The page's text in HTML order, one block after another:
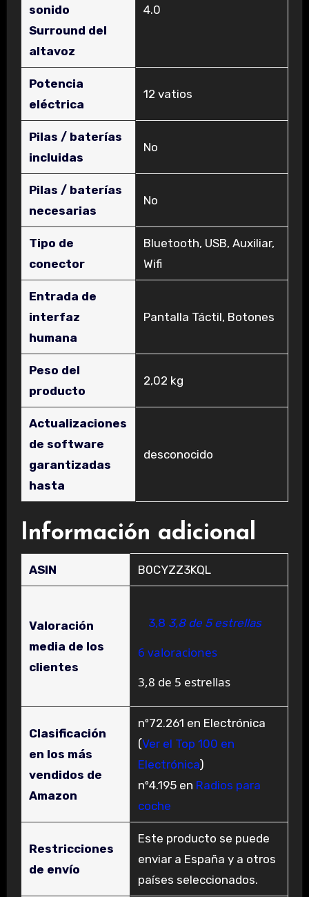
sonido
Surround del
altavoz
‎4.0
Potencia
eléctrica
‎12 vatios
Pilas / baterías
incluidas
‎No
Pilas / baterías
necesarias
‎No
Tipo de
conector
‎Bluetooth, USB, Auxiliar,
Wifi
Entrada de
interfaz
humana
‎Pantalla Táctil, Botones
Peso del
producto
‎2,02 kg
Actualizaciones
de software
garantizadas
hasta
‎desconocido
Información adicional
ASIN B0CYZZ3KQL
Valoración
media de los
clientes
3,8 3,8 de 5 estrellas
6 valoraciones
3,8 de 5 estrellas
Clasificación
en los más
vendidos de
Amazon
nº72.261 en Electrónica
(Ver el Top 100 en
Electrónica)
nº4.195 en Radios para
coche
Restricciones
de envío
Este producto se puede
enviar a España y a otros
países seleccionados.